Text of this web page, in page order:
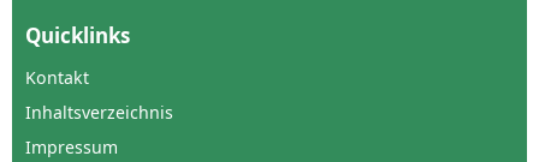
Quicklinks
Kontakt
Inhaltsverzeichnis
Impressum